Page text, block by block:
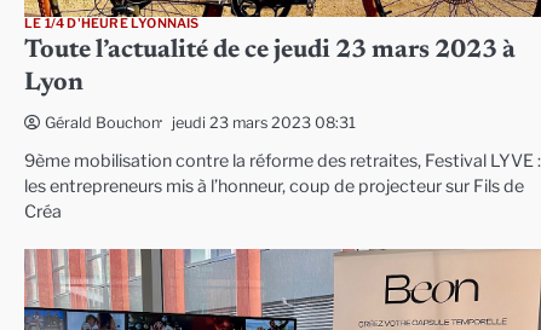
LE 1/4 D'HEURE LYONNAIS
Toute l’actualité de ce jeudi 23 mars 2023 à
Lyon
Gérald Bouchon jeudi 23 mars 2023 08:31
9ème mobilisation contre la réforme des retraites, Festival LYVE :
les entrepreneurs mis à l’honneur, coup de projecteur sur Fils de
Créa